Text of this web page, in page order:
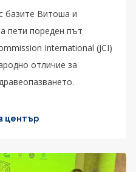
базите Витоша и
пети пореден път
International (JCI)
отличие за
център